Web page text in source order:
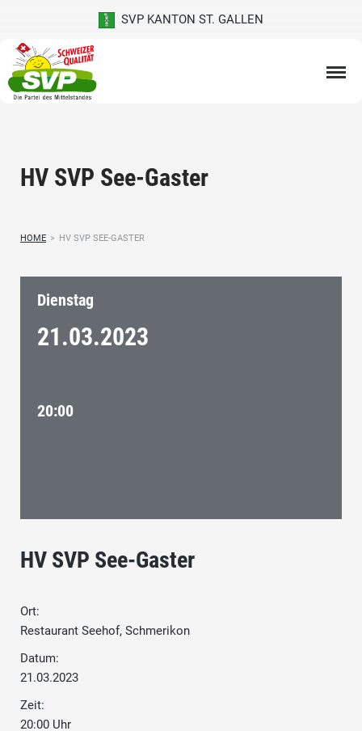
SVP KANTON ST. GALLEN
HV SVP See-Gaster
HOME > HV SVP SEE-GASTER
Dienstag
21.03.2023
20:00
HV SVP See-Gaster
Ort:
Restaurant Seehof, Schmerikon
Datum:
21.03.2023
Zeit:
20:00 Uhr